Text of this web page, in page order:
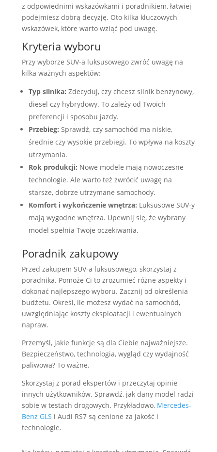
z odpowiednimi wskazówkami i poradnikiem, łatwiej
podejmiesz dobrą decyzję. Oto kilka kluczowych
wskazówek, które warto wziąć pod uwagę.
Kryteria wyboru
Przy wyborze SUV-a luksusowego zwróć uwagę na
kilka ważnych aspektów:
Typ silnika: Zdecyduj, czy chcesz silnik benzynowy,
diesel czy hybrydowy. To zależy od Twoich
preferencji i sposobu jazdy.
Przebieg: Sprawdź, czy samochód ma niskie,
średnie czy wysokie przebiegi. To wpływa na koszty
utrzymania.
Rok produkcji: Nowe modele mają nowoczesne
technologie. Ale warto też zwrócić uwagę na
starsze, dobrze utrzymane samochody.
Komfort i wykończenie wnętrza: Luksusowe SUV-y
mają wygodne wnętrza. Upewnij się, że wybrany
model spełnia Twoje oczekiwania.
Poradnik zakupowy
Przed zakupem SUV-a luksusowego, skorzystaj z
poradnika. Pomoże Ci to zrozumieć różne aspekty i
dokonać najlepszego wyboru. Zacznij od określenia
budżetu. Określ, ile możesz wydać na samochód,
uwzględniając koszty eksploatacji i ewentualnych
napraw.
Przemyśl, jakie funkcje są dla Ciebie najważniejsze.
Bezpieczeństwo, technologia, wygląd czy wydajność
paliwowa? To ważne.
Skorzystaj z porad ekspertów i przeczytaj opinie
innych użytkowników. Sprawdź, jak dany model radzi
sobie w testach drogowych. Przykładowo, Mercedes-
Benz GLS i Audi RS7 są cenione za jakość i
technologie.